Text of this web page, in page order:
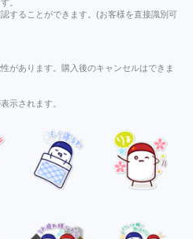
。
することができます。(お客様を直接識別可
があります。購入後のキャンセルはできま
示されます。